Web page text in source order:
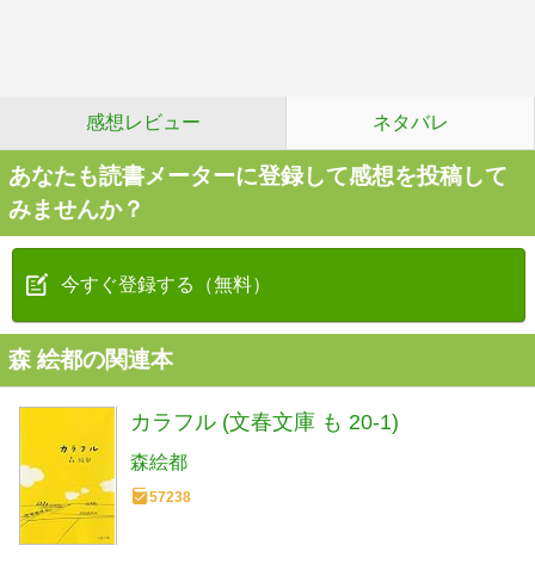
感想レビュー ネタバレ
あなたも読書メーターに登録して感想を投稿して
みませんか？
今すぐ登録する（無料）
森 絵都の関連本
カラフル (文春文庫 も 20-1)
森絵都
57238